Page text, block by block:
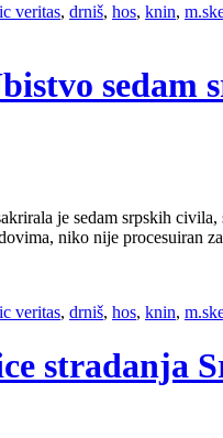
veritas, drniš, hos, knin,
je sedam srpskih
niko nije procesuiran
veritas, drniš, hos, knin,
stradanja